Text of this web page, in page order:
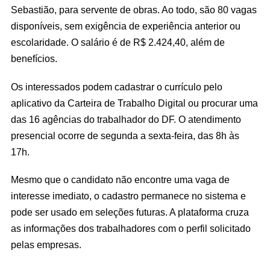
Sebastião, para servente de obras. Ao todo, são 80 vagas
disponíveis, sem exigência de experiência anterior ou
escolaridade. O salário é de R$ 2.424,40, além de
benefícios.
Os interessados podem cadastrar o currículo pelo
aplicativo da Carteira de Trabalho Digital ou procurar uma
das 16 agências do trabalhador do DF. O atendimento
presencial ocorre de segunda a sexta-feira, das 8h às
17h.
Mesmo que o candidato não encontre uma vaga de
interesse imediato, o cadastro permanece no sistema e
pode ser usado em seleções futuras. A plataforma cruza
as informações dos trabalhadores com o perfil solicitado
pelas empresas.